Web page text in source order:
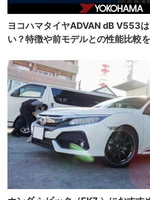
ヨコハマタイヤADVAN dB V553
い？特徴や前モデルとの性能比較